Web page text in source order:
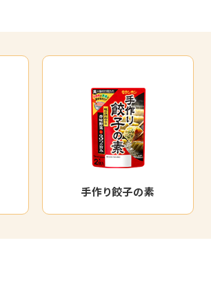
手作り餃子の素